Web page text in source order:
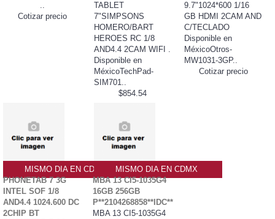
..
Cotizar precio
TABLET
7"SIMPSONS
HOMERO/BART
HEROES RC 1/8
AND4.4 2CAM WIFI .
Disponible en
MéxicoTechPad-
SIM701..
$854.54
9.7"1024*600 1/16
GB HDMI 2CAM AND
C/TECLADO
Disponible en
MéxicoOtros-
MW1031-3GP..
Cotizar precio
MISMO DIA EN CDMX
PHONETAB 7 3G
INTEL SOF 1/8
AND4.4 1024.600 DC
2CHIP BT
MISMO DIA EN CDMX
MBA 13 CI5-1035G4
16GB 256GB
P**2104268858**IDC**
MBA 13 CI5-1035G4